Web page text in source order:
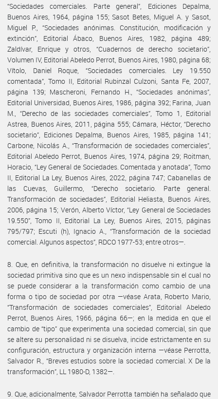
“Sociedades comerciales. Parte general”, Ediciones Depalma,
Buenos Aires, 1964, página 155; Sasot Betes, Miguel A. y Sasot,
Miguel P., “Sociedades anónimas. Constitución, modificación y
extinción”, Editorial Ábaco, Buenos Aires, 1982, página 489;
Zaldívar, Enrique y otros, “Cuadernos de derecho societario”,
Volumen IV, Editorial Abeledo Perrot, Buenos Aires, 1980, página 68;
Vítolo, Daniel Roque, “Sociedades comerciales. Ley 19.550
comentada”, Tomo II, Editorial Rubinzal Culzoni, Santa Fe, 2007,
página 139; Mascheroni, Fernando H., “Sociedades anónimas”,
Editorial Universidad, Buenos Aires, 1986, página 392; Farina, Juan
M., “Derecho de las sociedades comerciales”, Tomo 1, Editorial
Astrea, Buenos Aires, 2011, página 555; Cámara, Héctor, “Derecho
societario”, Ediciones Depalma, Buenos Aires, 1985, página 141;
Carbone, Nicolás A., “Transformación de sociedades comerciales”,
Editorial Abeledo Perrot, Buenos Aires, 1974, página 29; Roitman,
Horacio, “Ley General de Sociedades. Comentada y anotada”, Tomo
II, Editorial La Ley, Buenos Aires, 2022, página 747; Cabanellas de
las Cuevas, Guillermo, “Derecho societario. Parte general.
Transformación de sociedades”, Editorial Heliasta, Buenos Aires,
2006, página 15; Verón, Alberto Víctor, “Ley General de Sociedades
19.550”, Tomo II, Editorial La Ley, Buenos Aires, 2015, páginas
795/797; Escuti (h), Ignacio A., “Transformación de la sociedad
comercial. Algunos aspectos”, RDCO 1977-53; entre otros—.
8. Que, en definitiva, la transformación no disuelve ni extingue la
sociedad primitiva sino que es un nexo indispensable sin el cual no
se puede considerar a la transformación como cambio de una
forma o tipo de sociedad por otra —véase Arata, Roberto Mario,
“Transformación de sociedades comerciales”, Editorial Abeledo
Perrot, Buenos Aires, 1966, página 66—; en la medida en que el
cambio de “tipo” que experimenta una sociedad comercial, sin que
se altere su personalidad ni se disuelva, incide estrictamente en su
configuración, estructura y organización interna —véase Perrotta,
Salvador R., “Breves estudios sobre la sociedad comercial. X De la
transformación”, LL 1980-D, 1382—.
9. Que, adicionalmente, Salvador Perrotta también ha señalado que